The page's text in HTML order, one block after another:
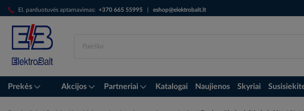
El. parduotuvės aptarnavimas: +370 665 55995 eshop@elektrobalt.lt
Skip
to
Content
Prekės Akcijos Partneriai Katalogai Naujienos Skyriai